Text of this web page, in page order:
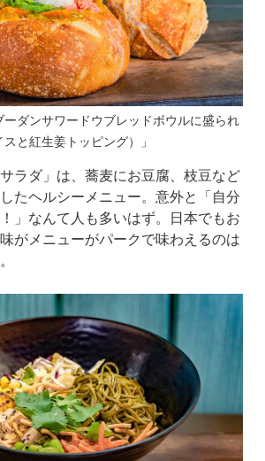
ーダンサワードウブレッドボウルに盛られ
と紅生姜トッピング）」
サラダ」は、蕎麦にお豆腐、枝豆など
たヘルシーメニュー。意外と「自分
」なんて人も多いはず。日本でもお
がメニューがパークで味わえるのは